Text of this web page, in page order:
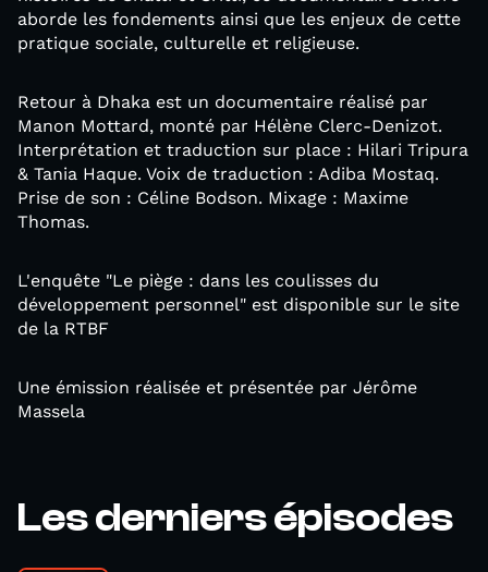
aborde les fondements ainsi que les enjeux de cette
pratique sociale, culturelle et religieuse.
Retour à Dhaka est un documentaire réalisé par
Manon Mottard, monté par Hélène Clerc-Denizot.
Interprétation et traduction sur place : Hilari Tripura
& Tania Haque. Voix de traduction : Adiba Mostaq.
Prise de son : Céline Bodson. Mixage : Maxime
Thomas.
L'enquête "Le piège : dans les coulisses du
développement personnel" est disponible sur le site
de la RTBF
Une émission réalisée et présentée par Jérôme
Massela
Les derniers épisodes